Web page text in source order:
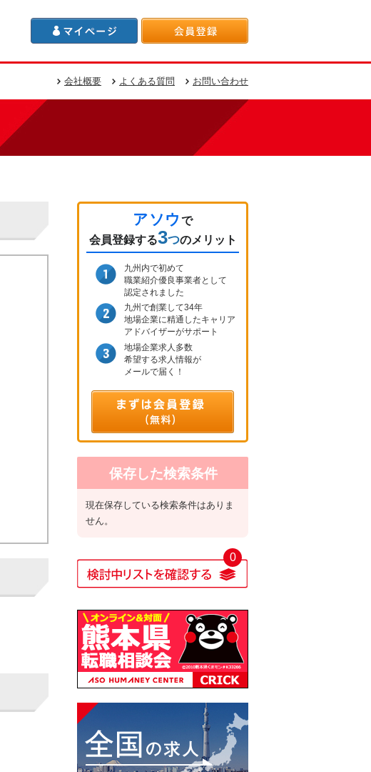
会社概要 よくある質問 お問い合わせ
アソウ で
会員登録する3つのメリット
九州内で初めて
職業紹介優良事業者として
認定されました
九州で創業して34年
地場企業に精通したキャリア
アドバイザーがサポート
地場企業求人多数
希望する求人情報が
メールで届く！
保存した検索条件
現在保存している検索条件はありま
せん。
0